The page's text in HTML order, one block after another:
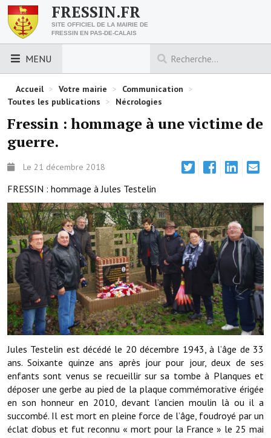
FRESSIN.FR
SITE OFFICIEL DE LA MAIRIE DE
FRESSIN EN PAS-DE-CALAIS
MENU
LES ESSENTIELS
Découvrez Fressin
Venir à Fressin
Urbanisme
Nous contacter
Horaires de la mairie
Les foulées fressinoises
ACCÈS RAPIDE
Démarches administratives
Projets et travaux en cours
Fêtes et manifestations
Numéros d'urgence
Terrains et maisons à vendre
VOTRE MAIRIE
Accueil > Votre mairie > Communication >
Toutes les publications > Nécrologies
Fressin : hommage à une victime de
guerre.
Le 21 décembre 2018
FRESSIN : hommage à Jules Testelin
Jules Testelin est décédé le 20 décembre 1943, à l’âge de 33
ans. Soixante quinze ans après jour pour jour, deux de ses
enfants sont venus se recueillir sur sa tombe à Planques et
déposer une gerbe au pied de la plaque commémorative érigée
en son honneur en 2010, devant l’ancien moulin là ou il a
succombé. Il est mort en pleine force de l’âge, foudroyé par un
éclat d’obus et fut reconnu « mort pour la France » le 25 mai